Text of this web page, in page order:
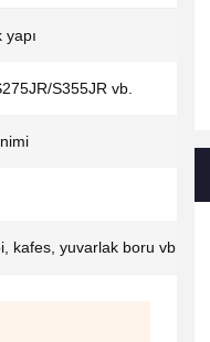
yapı
S355JR vb.
kafes, yuvarlak boru vb.